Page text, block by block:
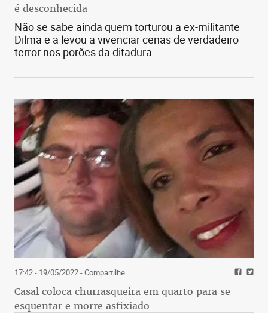
Muitasorganizações buscam analisar que uso final
os clientes dão aos produtos adquiridos. Isso pode
facilitar muito o processo de comunicação, de
oferecimento de soluções, de definição de estoques
de mercadorias e de determinação de padrões,
cores, modelos e especialmente as metodologias de
relacionamento, vendas e
pós-vendas .
é desconhecida
Não se sabe ainda quem torturou a ex-militante
Dilma e a levou a vivenciar cenas de verdadeiro
terror nos porões da ditadura
17:42 - 19/05/2022- Compartilhe
Casal coloca churrasqueira em quarto para se
esquentar e morre asfixiado